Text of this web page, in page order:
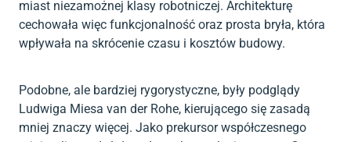
miast niezamożnej klasy robotniczej. Architekturę
cechowała więc funkcjonalność oraz prosta bryła, która
wpływała na skrócenie czasu i kosztów budowy.
Podobne, ale bardziej rygorystyczne, były podglądy
Ludwiga Miesa van der Rohe, kierującego się zasadą
mniej znaczy więcej. Jako prekursor współczesnego